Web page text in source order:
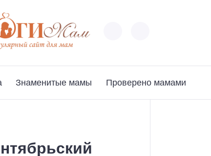
Знаменитые мамы Проверено мамами